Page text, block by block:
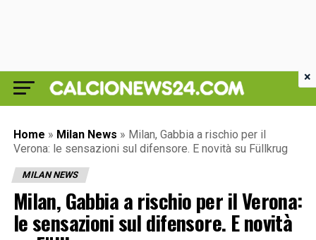
Home » Milan News » Milan, Gabbia a rischio per il
Verona: le sensazioni sul difensore. E novità su Füllkrug
MILAN NEWS
Milan, Gabbia a rischio per il Verona:
le sensazioni sul difensore. E novità
×